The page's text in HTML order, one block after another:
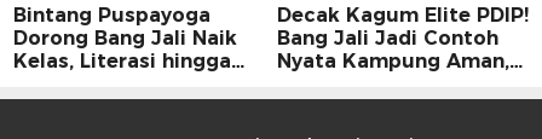
Bintang Puspayoga
Dorong Bang Jali Naik
Kelas, Literasi hingga
Decak Kagum Elite PDIP!
Bang Jali Jadi Contoh
Nyata Kampung Aman,